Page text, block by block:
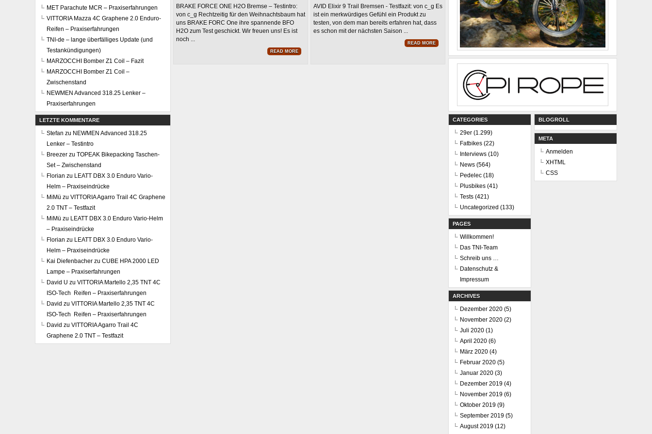
MET Parachute MCR – Praxiserfahrungen
VITTORIA Mazza 4C Graphene 2.0 Enduro-
Reifen – Praxiserfahrungen
TNI-de – lange überfälliges Update (und
Testankündigungen)
MARZOCCHI Bomber Z1 Coil – Fazit
MARZOCCHI Bomber Z1 Coil –
Zwischenstand
NEWMEN Advanced 318.25 Lenker –
Praxiserfahrungen
LETZTE KOMMENTARE
Stefan zu NEWMEN Advanced 318.25
Lenker – Testintro
Breezer zu TOPEAK Bikepacking Taschen-
Set – Zwischenstand
Florian zu LEATT DBX 3.0 Enduro Vario-
Helm – Praxiseindrücke
MiMü zu VITTORIA Agarro Trail 4C Graphene
2.0 TNT – Testfazit
MiMü zu LEATT DBX 3.0 Enduro Vario-Helm
– Praxiseindrücke
Florian zu LEATT DBX 3.0 Enduro Vario-
Helm – Praxiseindrücke
Kai Diefenbacher zu CUBE HPA 2000 LED
Lampe – Praxiserfahrungen
David U zu VITTORIA Martello 2,35 TNT 4C
ISO-Tech Reifen – Praxiserfahrungen
David zu VITTORIA Martello 2,35 TNT 4C
ISO-Tech Reifen – Praxiserfahrungen
David zu VITTORIA Agarro Trail 4C
Graphene 2.0 TNT – Testfazit
BRAKE FORCE ONE H2O Bremse – Testintro:
von c_g Rechtzeitig für den Weihnachtsbaum hat
uns BRAKE FORC One ihre spannende BFO
H2O zum Test geschickt. Wir freuen uns! Es ist
noch ...
READ MORE
AVID Elixir 9 Trail Bremsen - Testfazit: von c_g Es
ist ein merkwürdiges Gefühl ein Produkt zu
testen, von dem man bereits erfahren hat, dass
es schon mit der nächsten Saison ...
READ MORE
CATEGORIES
29er (1.299)
Fatbikes (22)
Interviews (10)
News (564)
Pedelec (18)
Plusbikes (41)
Tests (421)
Uncategorized (133)
PAGES
Willkommen!
Das TNI-Team
Schreib uns …
Datenschutz &
Impressum
ARCHIVES
Dezember 2020 (5)
November 2020 (2)
Juli 2020 (1)
April 2020 (6)
März 2020 (4)
Februar 2020 (5)
Januar 2020 (3)
Dezember 2019 (4)
November 2019 (6)
Oktober 2019 (9)
September 2019 (5)
August 2019 (12)
BLOGROLL
META
Anmelden
XHTML
CSS